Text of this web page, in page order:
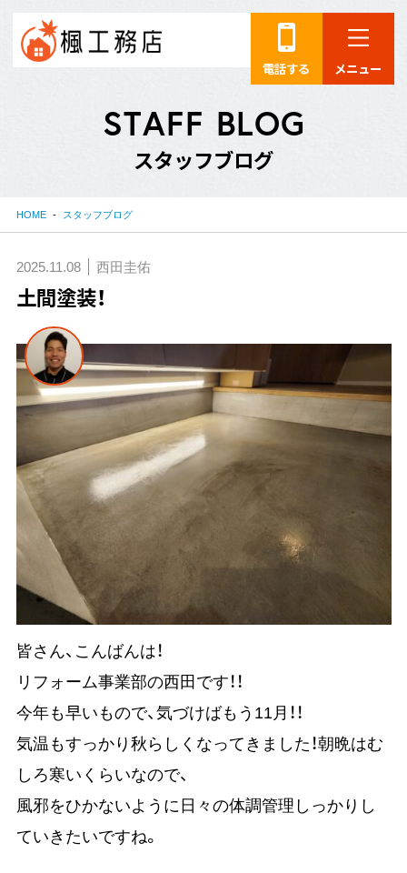
電話する メニュー
STAFF BLOG
スタッフブログ
HOME スタッフブログ
2025.11.08 西田圭佑
土間塗装！
皆さん、こんばんは！
リフォーム事業部の西田です！！
今年も早いもので、気づけばもう11月！！
気温もすっかり秋らしくなってきました！朝晩はむ
しろ寒いくらいなので、
風邪をひかないように日々の体調管理しっかりし
ていきたいですね。